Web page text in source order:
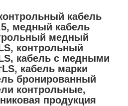
кабель
медный кабель
медный
контрольный
кабель с медными
кабель марки
бронированный
контрольные,
продукция